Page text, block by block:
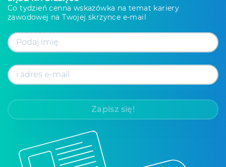
Co tydzień cenna wskazówka na temat kariery
zawodowej na Twojej skrzynce e-mail
Zapisz się!